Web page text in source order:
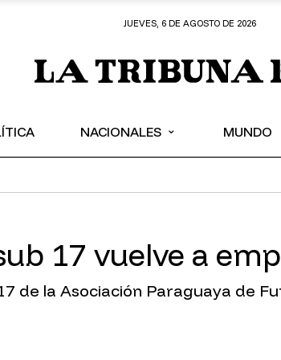
JUEVES, 6 DE AGOSTO DE 2026
NACIONALES ⌄ MUNDO
17 vuelve a
de la Asociación Paraguaya de